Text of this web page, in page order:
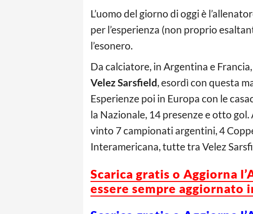
L’uomo del giorno di oggi è
per l’esperienza (non proprio
l’esonero.
Da calciatore, in Argentina e
Velez Sarsfield, esordì con questa
Esperienze poi in Europa con le
la Nazionale, 14 presenze e otto
vinto 7 campionati argentini, 4
Interamericana, tutte tra Velez
Scarica gratis o Aggiorna
essere sempre aggiornato